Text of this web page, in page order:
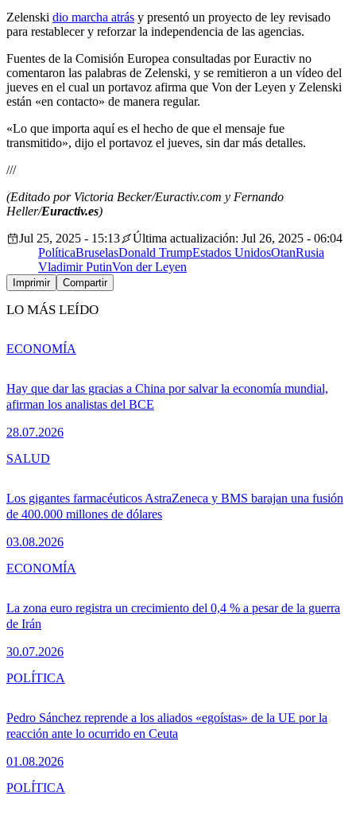
Zelenski dio marcha atrás y presentó un proyecto de ley revisado
para restablecer y reforzar la independencia de las agencias.
Fuentes de la Comisión Europea consultadas por Euractiv no
comentaron las palabras de Zelenski, y se remitieron a un vídeo del
jueves en el cual un portavoz afirma que Von der Leyen y Zelenski
están «en contacto» de manera regular.
«Lo que importa aquí es el hecho de que el mensaje fue
transmitido», dijo el portavoz el jueves, sin dar más detalles.
///
(Editado por Victoria Becker/Euractiv.com y Fernando
Heller/Euractiv.es)
Jul 25, 2025 - 15:13
Última actualización: Jul 26, 2025 - 06:04
PolíticaBruselasDonald TrumpEstados UnidosOtanRusia
Vladimir PutinVon der Leyen
Imprimir Compartir
LO MÁS LEÍDO
Hay que dar las gracias a China por salvar la economía mundial,
afirman los analistas del BCE
28.07.2026
ECONOMÍA
Los gigantes farmacéuticos AstraZeneca y BMS barajan una fusión
de 400.000 millones de dólares
03.08.2026
SALUD
La zona euro registra un crecimiento del 0,4 % a pesar de la guerra
de Irán
30.07.2026
ECONOMÍA
Pedro Sánchez reprende a los aliados «egoístas» de la UE por la
reacción ante lo ocurrido en Ceuta
01.08.2026
POLÍTICA
POLÍTICA